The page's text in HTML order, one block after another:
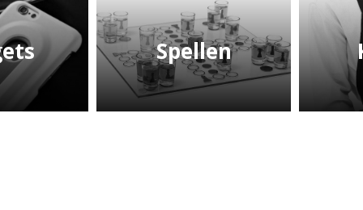
Spellen